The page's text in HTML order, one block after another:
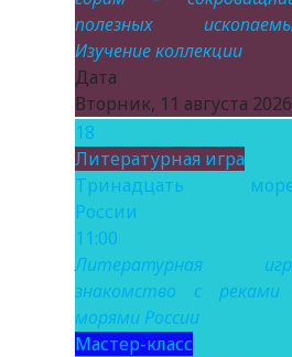
полезных
Изучение коллекции
Дата
Вторник, 11 августа 2026
18
Литературная игра
Тринадцать
России
11:00
Литературная
знакомство с
морями России
Мастер-класс